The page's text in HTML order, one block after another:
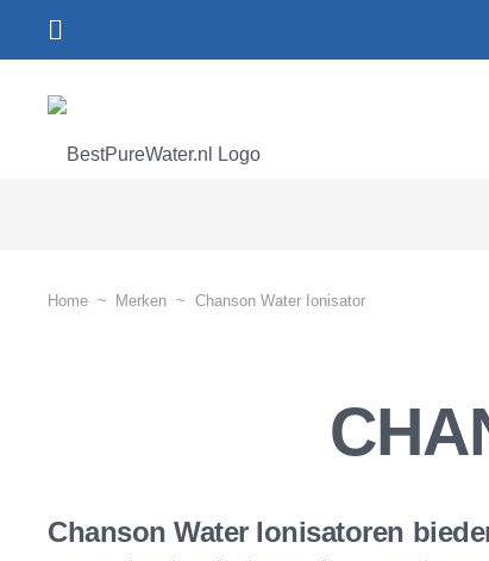
Home ~ Merken ~ Chanson Water Ionisator
Chanson Water Ionisatoren